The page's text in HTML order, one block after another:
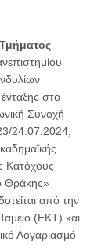
Τμήματος
στο
Συνοχή
24.07.2024,
Κατόχους
Θράκης»
από την
(ΕΚΤ) και
Λογαριασμό